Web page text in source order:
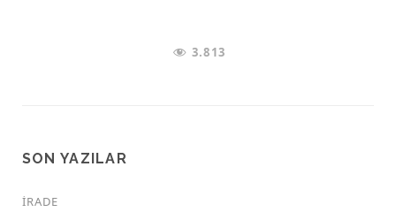
3.813
SON YAZILAR
İRADE